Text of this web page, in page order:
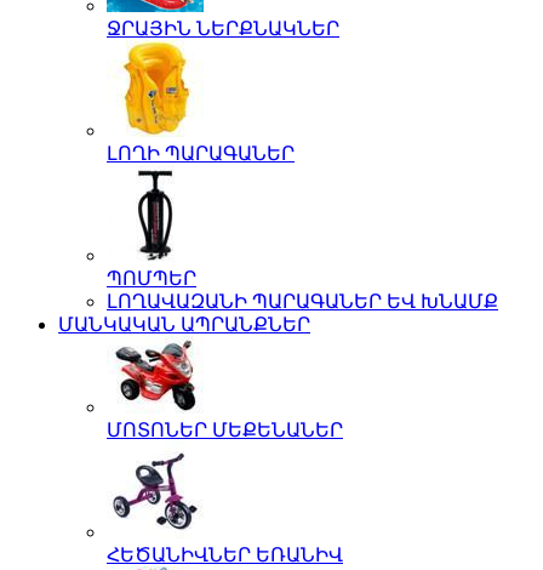
ՋՐԱՅԻՆ ՆԵՐՔՆԱԿՆԵՐ
ԼՈՂԻ ՊԱՐԱԳԱՆԵՐ
ՊՈՄՊԵՐ
ԼՈՂԱՎԱԶԱՆԻ ՊԱՐԱԳԱՆԵՐ ԵՎ ԽՆԱՄՔ
ՄԱՆԿԱԿԱՆ ԱՊՐԱՆՔՆԵՐ
ՄՈՏՈՆԵՐ ՄԵՔԵՆԱՆԵՐ
ՀԵԾԱՆԻՎՆԵՐ ԵՌԱՆԻՎ